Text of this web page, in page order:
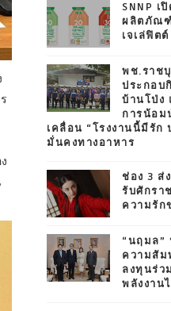
SNNP เ
ผลิตภัณฑ์
เจเล่ฟิต
พช.ราช
ประกอบ
บ้านโป่ง
การน้อม
เคลื่อน “โรงงานนี้มีรัก
มั่นคงทางอาหาร
ช่อง 3 ส่
รับศักรา
ความรัก
“นฤมล”
ความสัม
ลงทุนร่ว
พลังงาน